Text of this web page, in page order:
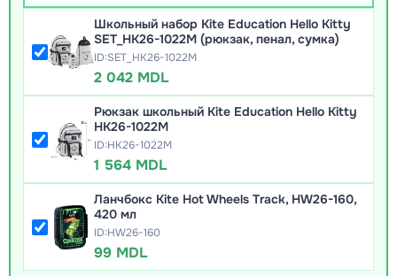
Школьный набор Kite Education Hello Kitty
SET_HK26-1022M (рюкзак, пенал, сумка)
ID:SET_HK26-1022M
2 042 MDL
Рюкзак школьный Kite Education Hello Kitty
HK26-1022M
ID:HK26-1022M
1 564 MDL
Ланчбокс Kite Hot Wheels Track, HW26-160,
420 мл
ID:HW26-160
99 MDL